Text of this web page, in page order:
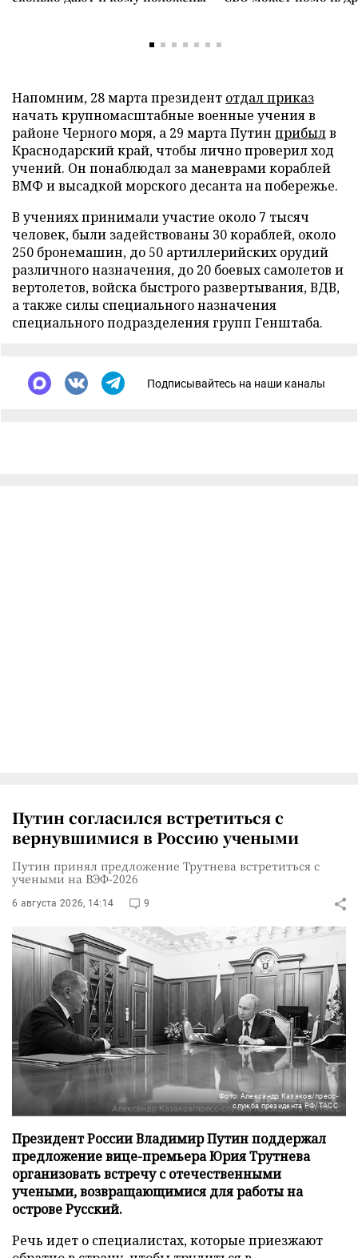
Напомним, 28 марта президент отдал приказ
начать крупномасштабные военные учения в
районе Черного моря, а 29 марта Путин прибылв
Краснодарский край, чтобы лично проверил ход
учений. Он понаблюдал за маневрами кораблей
ВМФ и высадкой морского десанта на побережье.
В учениях принимали участие около 7 тысяч
человек, были задействованы 30 кораблей, около
250 бронемашин, до 50 артиллерийских орудий
различного назначения, до 20 боевых самолетов и
вертолетов, войска быстрого развертывания, ВДВ,
а также силы специального назначения
специального подразделения групп Генштаба.
Подписывайтесь на наши каналы
Путин согласился встретиться с
вернувшимися в Россию учеными
Путин принял предложение Трутнева встретиться с
учеными на ВЭФ-2026
6 августа 2026, 14:14 9
Фото: Александр Казаков/пресс-
служба президента РФ/ТАСС
Президент России Владимир Путин поддержал
предложение вице-премьера Юрия Трутнева
организовать встречу с отечественными
учеными, возвращающимися для работы на
острове Русский.
Речь идет о специалистах, которые приезжают